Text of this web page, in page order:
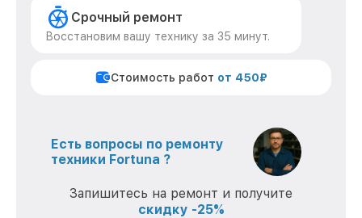
Срочный ремонт
Восстановим вашу технику за 35 минут.
Стоимость работ от 450₽
Есть вопросы по ремонту
техники Fortuna ?
Запишитесь на ремонт и получите
скидку -25%